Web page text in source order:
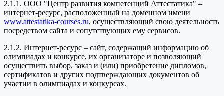
2.1.1. ООО "Центр развития компетенций Аттестатика" –
интернет-ресурс, расположенный на доменном имени
www.attestatika-courses.ru, осуществляющий свою деятельность
посредством сайта и сопутствующих ему сервисов.
2.1.2. Интернет-ресурс – сайт, содержащий информацию об
олимпиадах и конкурсе, их организаторе и позволяющий
осуществить выбор, заказ и (или) приобретение дипломов,
сертификатов и других подтверждающих документов об
участии в олимпиадах и конкурсах.